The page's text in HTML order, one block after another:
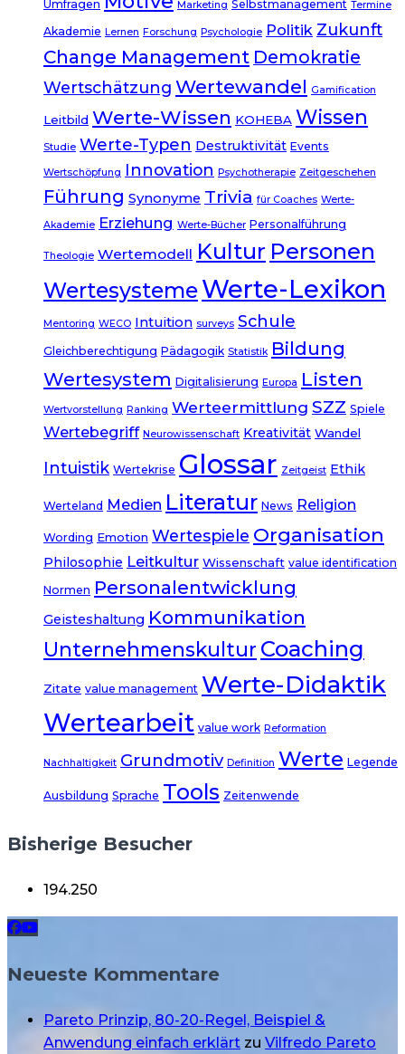
Umfragen Marketing Selbstmanagement Termine
Akademie Lernen Forschung Psychologie Politik Zukunft
Change Management Demokratie
Wertschätzung Wertewandel Gamification
Leitbild Werte-Wissen KOHEBA Wissen
Studie Werte-Typen Destruktivität Events
Wertschöpfung Innovation Psychotherapie Zeitgeschehen
Führung Synonyme Trivia für Coaches Werte-
Akademie Erziehung Werte-Bücher Personalführung
Theologie Wertemodell Kultur Personen
WertesystemeWerte-Lexikon
Mentoring WECO Intuition surveys Schule
Gleichberechtigung Pädagogik Statistik Bildung
Wertesystem Digitalisierung Europa Listen
Wertvorstellung Ranking Werteermittlung SZZ Spiele
Wertebegriff Neurowissenschaft Kreativität Wandel
Intuistik Wertekrise Glossar Zeitgeist Ethik
Werteland Medien Literatur News Religion
Wording Emotion Wertespiele Organisation
Philosophie Leitkultur Wissenschaft value identification
Normen Personalentwicklung
Geisteshaltung Kommunikation
Unternehmenskultur Coaching
Zitate value management Werte-Didaktik
Wertearbeit value work Reformation
Nachhaltigkeit Grundmotiv Definition Werte Legende
Ausbildung Sprache Tools Zeitenwende
Bisherige Besucher
194.250
Neueste Kommentare
Pareto Prinzip, 80-20-Regel, Beispiel &
Anwendung einfach erklärt zu Vilfredo Pareto